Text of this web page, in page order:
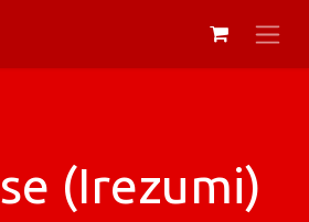
(Irezumi)